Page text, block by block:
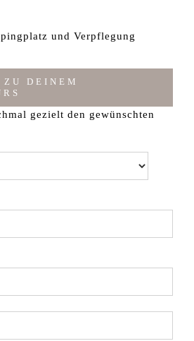
und Verpflegung
ZU DEINEM
gezielt den gewünschten